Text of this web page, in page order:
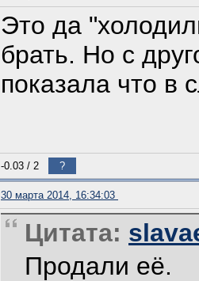
Это да
брать. Но с
показала что в
-0.03 / 2 ?
30 марта 2014, 16:34:03
Цитата:
Продали её.